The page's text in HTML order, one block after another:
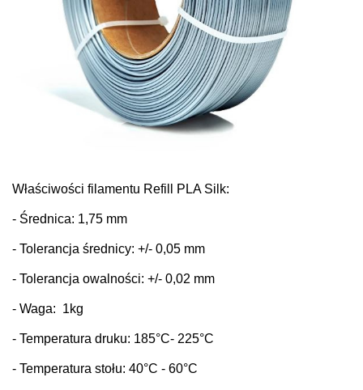
Właściwości filamentu Refill PLA Silk:
- Średnica: 1,75 mm
- Tolerancja średnicy: +/- 0,05 mm
- Tolerancja owalności: +/- 0,02 mm
- Waga: 1kg
- Temperatura druku: 185°C- 225°C
- Temperatura stołu: 40°C - 60°C